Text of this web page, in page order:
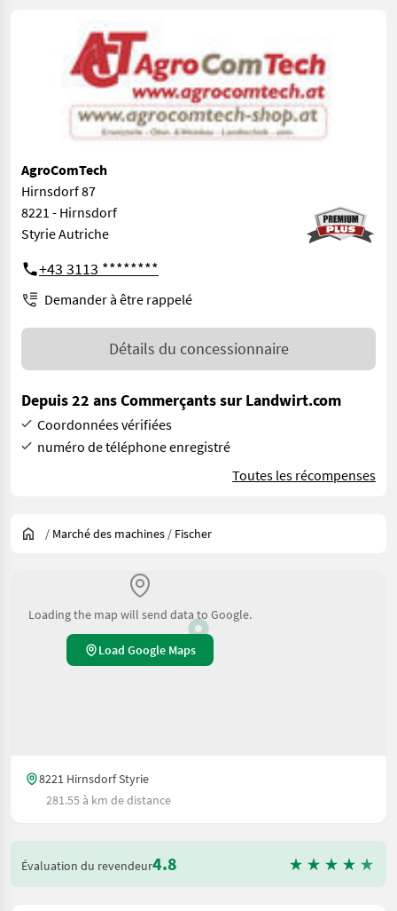
AgroComTech
Hirnsdorf 87
8221 - Hirnsdorf
Styrie Autriche
+43 3113 ********
Demander à être rappelé
Détails du concessionnaire
Depuis 22 ans Commerçants sur Landwirt.com
Coordonnées vérifiées
numéro de téléphone enregistré
Toutes les récompenses
/ Marché des machines / Fischer
Loading the map will send data to Google.
Load Google Maps
8221 Hirnsdorf Styrie
281.55 à km de distance
Évaluation du revendeur4.8